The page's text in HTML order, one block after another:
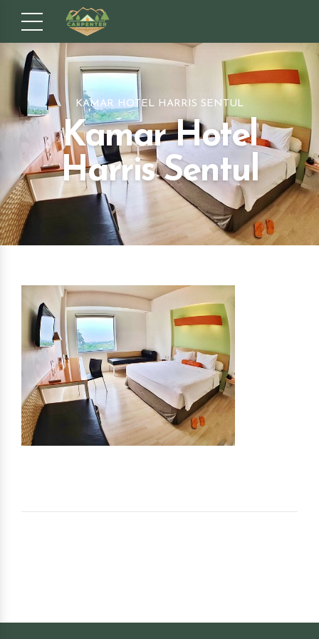
KAMAR HOTEL HARRIS SENTUL
Kamar Hotel
Harris Sentul